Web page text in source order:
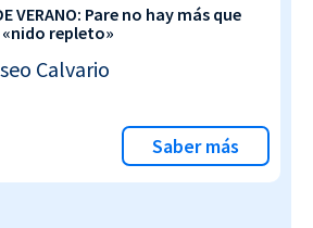
VERANO: Pare no hay más que
«nido repleto»
Calvario
Saber más